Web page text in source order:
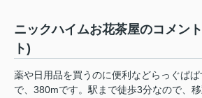
ニックハイムお花茶屋のコメン
ト)
薬や日用品を買うのに便利などらっぐぱ
で、380mです。駅まで徒歩3分なので、